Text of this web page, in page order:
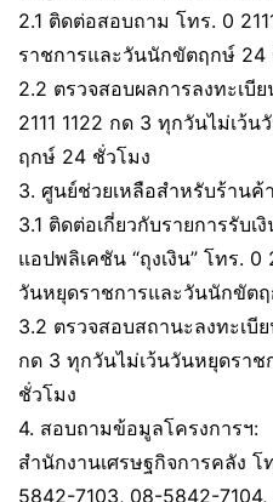
2.1 ติดต่อสอบถาม โทร. 0
ราชการและวันนักขัตฤกษ์ 24
2.2 ตรวจสอบผลการลงทะเบี
2111 1122 กด 3 ทุกวันไม่เว้
ฤกษ์ 24 ชั่วโมง
3. ศูนย์ช่วยเหลือสำหรับร้านค้
3.1 ติดต่อเกี่ยวกับรายการรับ
แอปพลิเคชัน “ถุงเงิน” โทร. 0
วันหยุดราชการและวันนักขัต
3.2 ตรวจสอบสถานะลงทะเบี
กด 3 ทุกวันไม่เว้นวันหยุดรา
ชั่วโมง
4. สอบถามข้อมูลโครงการฯ:
สำนักงานเศรษฐกิจการคลัง
5842-7103, 08-5842-